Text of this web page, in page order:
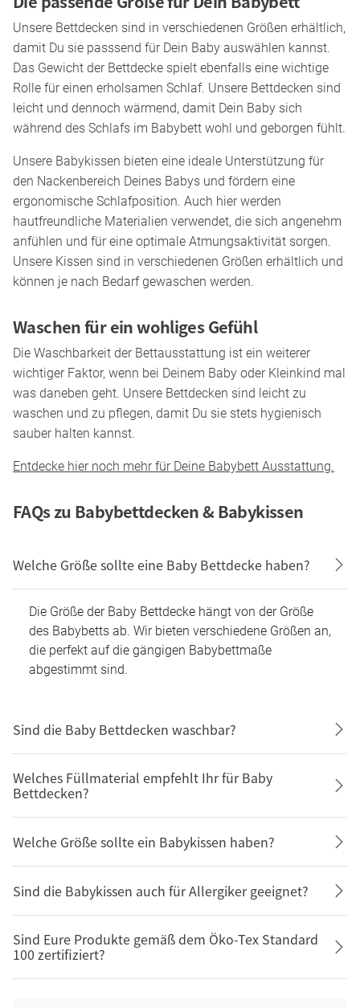
Unsere Bettdecken sind in verschiedenen Größen erhältlich,
damit Du sie passsend für Dein Baby auswählen kannst.
Das Gewicht der Bettdecke spielt ebenfalls eine wichtige
Rolle für einen erholsamen Schlaf. Unsere Bettdecken sind
leicht und dennoch wärmend, damit Dein Baby sich
während des Schlafs im Babybett wohl und geborgen fühlt.
Unsere Babykissen bieten eine ideale Unterstützung für
den Nackenbereich Deines Babys und fördern eine
ergonomische Schlafposition. Auch hier werden
hautfreundliche Materialien verwendet, die sich angenehm
anfühlen und für eine optimale Atmungsaktivität sorgen.
Unsere Kissen sind in verschiedenen Größen erhältlich und
können je nach Bedarf gewaschen werden.
Waschen für ein wohliges Gefühl
Die Waschbarkeit der Bettausstattung ist ein weiterer
wichtiger Faktor, wenn bei Deinem Baby oder Kleinkind mal
was daneben geht. Unsere Bettdecken sind leicht zu
waschen und zu pflegen, damit Du sie stets hygienisch
sauber halten kannst.
Entdecke hier noch mehr für Deine Babybett Ausstattung.
FAQs zu Babybettdecken & Babykissen
Welche Größe sollte eine Baby Bettdecke haben?
Die Größe der Baby Bettdecke hängt von der Größe
des Babybetts ab. Wir bieten verschiedene Größen an,
die perfekt auf die gängigen Babybettmaße
abgestimmt sind.
Sind die Baby Bettdecken waschbar?
Welches Füllmaterial empfehlt Ihr für Baby
Bettdecken?
Welche Größe sollte ein Babykissen haben?
Sind die Babykissen auch für Allergiker geeignet?
Sind Eure Produkte gemäß dem Öko-Tex Standard
100 zertifiziert?